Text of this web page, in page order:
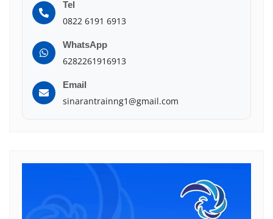
Tel
0822 6191 6913
WhatsApp
6282261916913
Email
sinarantrainng1@gmail.com